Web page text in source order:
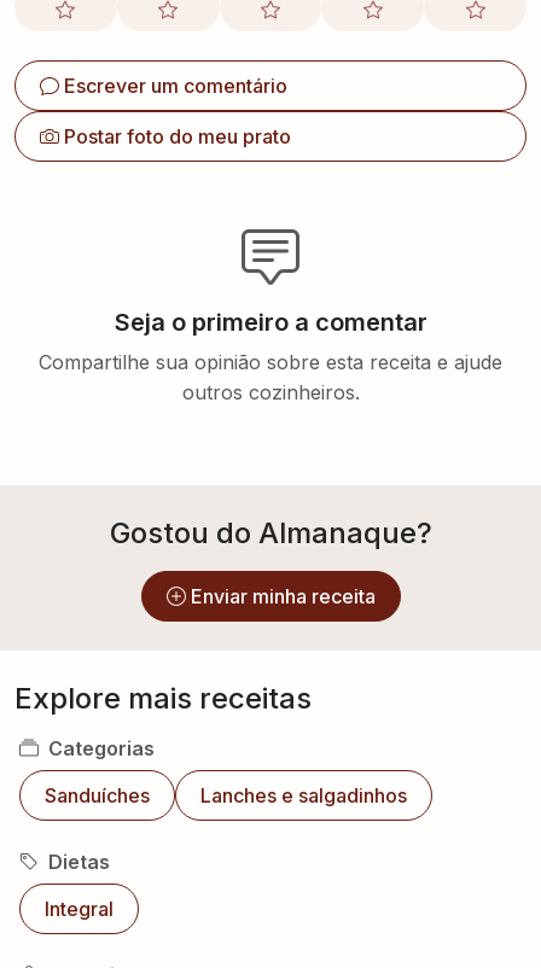
Escrever um comentário
Postar foto do meu prato
Seja o primeiro a comentar
Compartilhe sua opinião sobre esta receita e ajude
outros cozinheiros.
Gostou do Almanaque?
Enviar minha receita
Explore mais receitas
Categorias
Sanduíches
Lanches e salgadinhos
Dietas
Integral